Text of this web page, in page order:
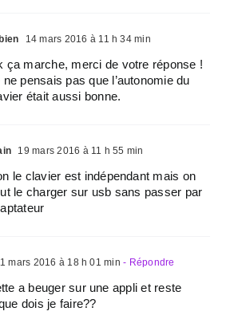
14 mars 2016 à 11 h 34 min
ça marche, merci de votre réponse !
ne pensais pas que l’autonomie du
était aussi bonne.
19 mars 2016 à 11 h 55 min
le clavier est indépendant mais on
le charger sur usb sans passer par
mars 2016 à 18 h 01 min - Répondre
a beuger sur une appli et reste
dois je faire??